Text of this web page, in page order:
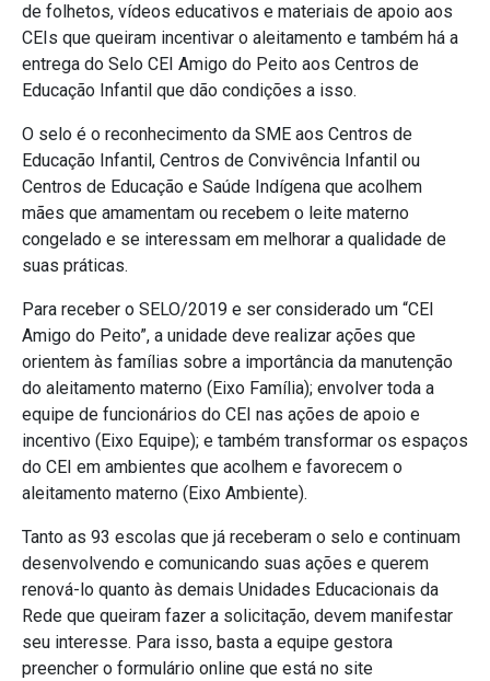
de folhetos, vídeos educativos e materiais de apoio aos
CEIs que queiram incentivar o aleitamento e também há a
entrega do Selo CEI Amigo do Peito aos Centros de
Educação Infantil que dão condições a isso.
O selo é o reconhecimento da SME aos Centros de
Educação Infantil, Centros de Convivência Infantil ou
Centros de Educação e Saúde Indígena que acolhem
mães que amamentam ou recebem o leite materno
congelado e se interessam em melhorar a qualidade de
suas práticas.
Para receber o SELO/2019 e ser considerado um “CEI
Amigo do Peito”, a unidade deve realizar ações que
orientem às famílias sobre a importância da manutenção
do aleitamento materno (Eixo Família); envolver toda a
equipe de funcionários do CEI nas ações de apoio e
incentivo (Eixo Equipe); e também transformar os espaços
do CEI em ambientes que acolhem e favorecem o
aleitamento materno (Eixo Ambiente).
Tanto as 93 escolas que já receberam o selo e continuam
desenvolvendo e comunicando suas ações e querem
renová-lo quanto às demais Unidades Educacionais da
Rede que queiram fazer a solicitação, devem manifestar
seu interesse. Para isso, basta a equipe gestora
preencher o formulário online que está no site